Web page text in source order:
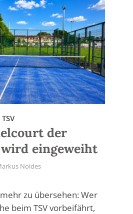
der
eingeweiht
Noldes
zu übersehen: Wer
beim TSV vorbeifährt,